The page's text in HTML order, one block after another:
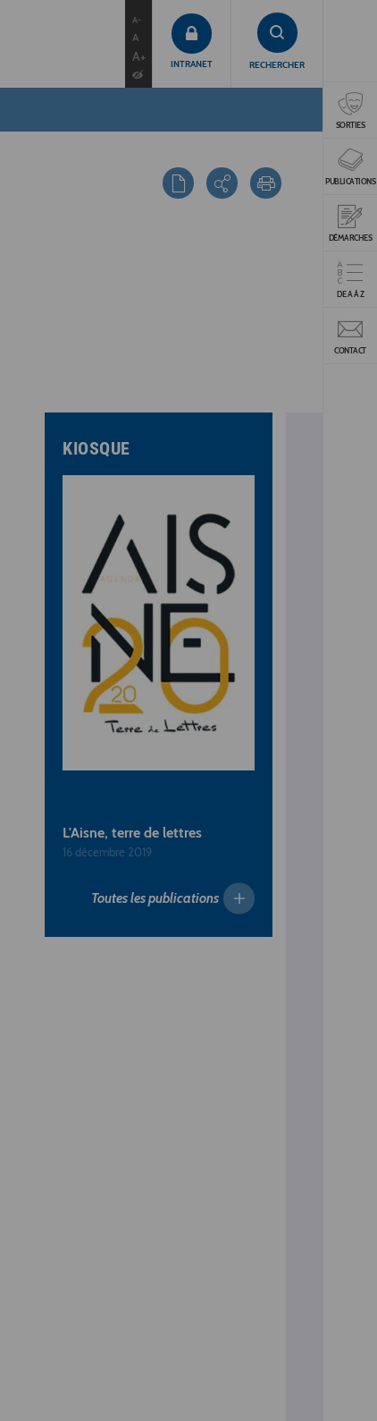
A-
A
A+ INTRANET RECHERCHER
SORTIES
PUBLICATIONS
DÉMARCHES
DE A À Z
CONTACT
KIOSQUE
L'Aisne, terre de lettres
16 décembre 2019
Toutes les publications